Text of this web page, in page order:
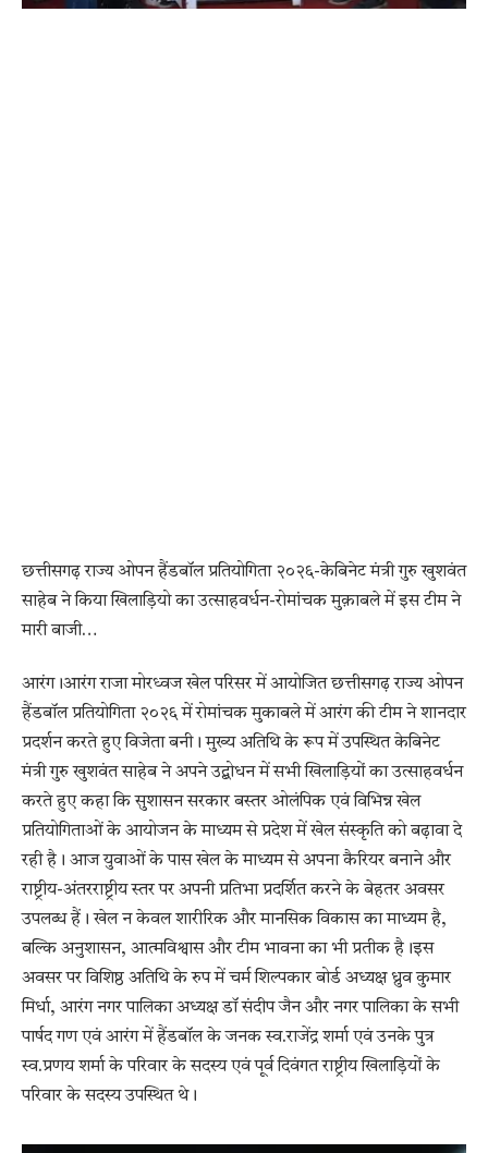
छत्तीसगढ़ राज्य ओपन हैंडबॉल प्रतियोगिता २०२६-केबिनेट मंत्री गुरु खुशवंत
साहेब ने किया खिलाड़ियो का उत्साहवर्धन-रोमांचक मुक़ाबले में इस टीम ने
मारी बाजी…
आरंग।आरंग राजा मोरध्वज खेल परिसर में आयोजित छत्तीसगढ़ राज्य ओपन
हैंडबॉल प्रतियोगिता २०२६ में रोमांचक मुकाबले में आरंग की टीम ने शानदार
प्रदर्शन करते हुए विजेता बनी। मुख्य अतिथि के रूप में उपस्थित केबिनेट
मंत्री गुरु खुशवंत साहेब ने अपने उद्बोधन में सभी खिलाड़ियों का उत्साहवर्धन
करते हुए कहा कि सुशासन सरकार बस्तर ओलंपिक एवं विभिन्न खेल
प्रतियोगिताओं के आयोजन के माध्यम से प्रदेश में खेल संस्कृति को बढ़ावा दे
रही है। आज युवाओं के पास खेल के माध्यम से अपना कैरियर बनाने और
राष्ट्रीय-अंतरराष्ट्रीय स्तर पर अपनी प्रतिभा प्रदर्शित करने के बेहतर अवसर
उपलब्ध हैं। खेल न केवल शारीरिक और मानसिक विकास का माध्यम है,
बल्कि अनुशासन, आत्मविश्वास और टीम भावना का भी प्रतीक है।इस
अवसर पर विशिष्ठ अतिथि के रुप में चर्म शिल्पकार बोर्ड अध्यक्ष ध्रुव कुमार
मिर्धा, आरंग नगर पालिका अध्यक्ष डॉ संदीप जैन और नगर पालिका के सभी
पार्षद गण एवं आरंग में हैंडबॉल के जनक स्व.राजेंद्र शर्मा एवं उनके पुत्र
स्व.प्रणय शर्मा के परिवार के सदस्य एवं पूर्व दिवंगत राष्ट्रीय खिलाड़ियों के
परिवार के सदस्य उपस्थित थे।